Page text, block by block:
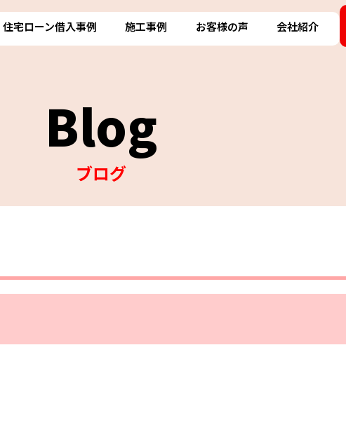
住宅ローン借入事例 施工事例 お客様の声 会社紹介
Blog
ブログ